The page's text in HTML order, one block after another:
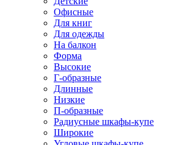
Офисные
Для книг
Для одежды
На балкон
Форма
Высокие
Г-образные
Длинные
Низкие
П-образные
Радиусные шкафы-купе
Широкие